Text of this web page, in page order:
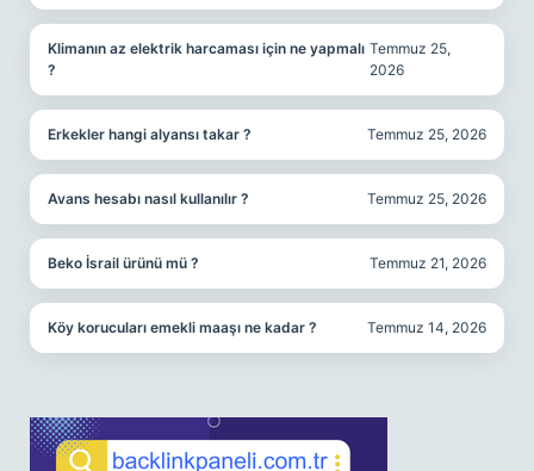
Klimanın az elektrik harcaması için ne yapmalı
?
Temmuz 25,
2026
Erkekler hangi alyansı takar ? Temmuz 25, 2026
Avans hesabı nasıl kullanılır ? Temmuz 25, 2026
Beko İsrail ürünü mü ? Temmuz 21, 2026
Köy korucuları emekli maaşı ne kadar ? Temmuz 14, 2026